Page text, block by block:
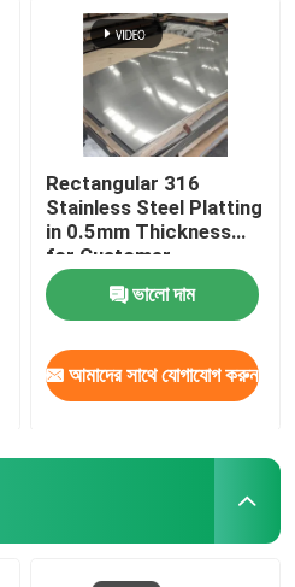
Rectangular 316
Stainless Steel Platting
in 0.5mm Thickness
for Customer
Requirements
ভালো দাম
আমাদের সাথে যোগাযোগ করুন